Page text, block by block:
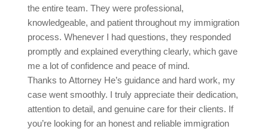
the entire team. They were professional,
knowledgeable, and patient throughout my immigration
process. Whenever I had questions, they responded
promptly and explained everything clearly, which gave
me a lot of confidence and peace of mind.
Thanks to Attorney He’s guidance and hard work, my
case went smoothly. I truly appreciate their dedication,
attention to detail, and genuine care for their clients. If
you’re looking for an honest and reliable immigration